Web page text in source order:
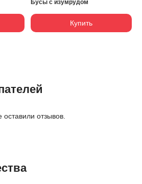
Бусы с изумрудом
Купить
отзывов.